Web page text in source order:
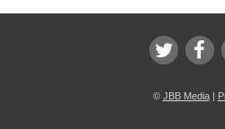
© JBB Media|